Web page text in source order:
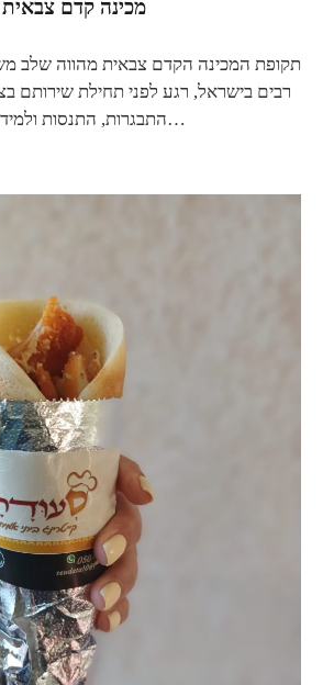
מכינה קדם
תקופת המכינה הקדם צבאית מהווה שלב
רבים בישראל, רגע לפני תחילת שירותם
התבגרות, התנסות ולמידה, בה מתגבשת זהות…